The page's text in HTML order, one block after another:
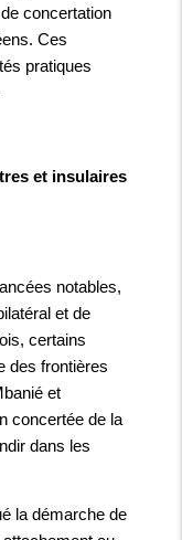
concertation
Ces
pratiques
et insulaires
notables,
et de
certains
des frontières
et
concertée de la
dans les
la démarche de